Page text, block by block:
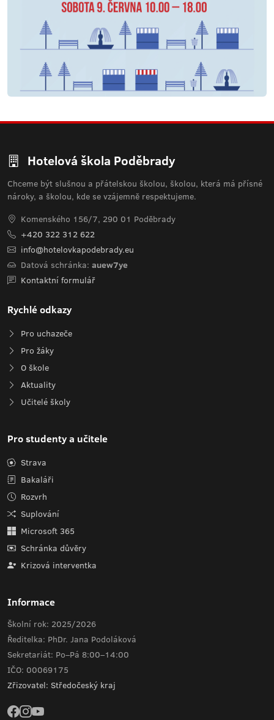
Hotelová škola Poděbrady
Chceme být slušnou a přátelskou školou, školou, která má přísné
nároky, a školou, kde se vzájemně respektujeme.
Komenského 156/7, 290 01 Poděbrady
+420 322 312 622
info@hotelovkapodebrady.eu
Datová schránka: auew7ye
Kontaktní formulář
Rychlé odkazy
Pro uchazeče
Pro žáky
O škole
Aktuality
Učitelé školy
Pro studenty a učitele
Strava
Bakaláři
Rozvrh
Suplování
Microsoft 365
Schránka důvěry
Krizová interventka
Informace
Školní rok: 2025/2026
Ředitelka: PhDr. Jana Podoláková
Sekretariát: Po–Pá 8:00–14:00
IČO: 00069175
Zřizovatel: Středočeský kraj